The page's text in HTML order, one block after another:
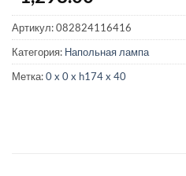
Артикул:082824116416
Категория: Напольная лампа
Метка:0 x 0 x h174 x 40